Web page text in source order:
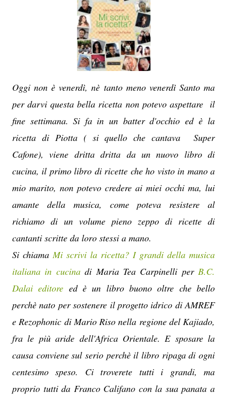
Oggi non è venerdì, nè tanto meno venerdì Santo ma
per darvi questa bella ricetta non potevo aspettare il
fine settimana. Si fa in un batter d'occhio ed è la
ricetta di Piotta ( si quello che cantava Super
Cafone), viene dritta dritta da un nuovo libro di
cucina, il primo libro di ricette che ho visto in mano a
mio marito, non potevo credere ai miei occhi ma, lui
amante della musica, come poteva resistere al
richiamo di un volume pieno zeppo di ricette di
cantanti scritte da loro stessi a mano.
Si chiamaMi scrivi la ricetta? I grandi della musica
italiana in cucinadi Maria Tea Carpinelli per B.C.
Dalai editore ed è un libro buono oltre che bello
perchè nato per sostenere il progetto idrico di AMREF
e Rezophonic di Mario Riso nella regione del Kajiado,
fra le più aride dell'Africa Orientale. E sposare la
causa conviene sul serio perchè il libro ripaga di ogni
centesimo speso. Ci troverete tutti i grandi, ma
proprio tutti da Franco Califano con la sua panata a